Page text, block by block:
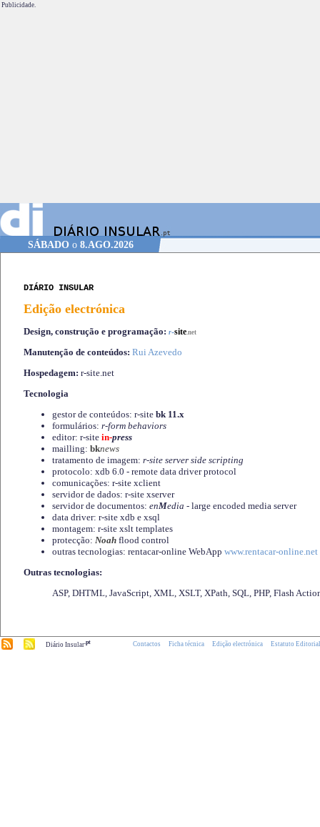
Publicidade.
SÁBADOo 8.AGO.2026
DIÁRIO INSULAR
Edição electrónica
Design, construção e programação: r-site.net
Manutenção de conteúdos: Rui Azevedo
Hospedagem: r-site.net
Tecnologia
gestor de conteúdos: r-site bk 11.x
formulários: r-form behaviors
editor: r-site in-press
mailling: bknews
tratamento de imagem: r-site server side scripting
protocolo: xdb 6.0 - remote data driver protocol
comunicações: r-site xclient
servidor de dados: r-site xserver
servidor de documentos: enMedia - large encoded media server
data driver: r-site xdb e xsql
montagem: r-site xslt templates
protecção: Noah flood control
outras tecnologias: rentacar-online WebApp www.rentacar-online.net
Outras tecnologias:
ASP, DHTML, JavaScript, XML, XSLT, XPath, SQL, PHP, Flash
Diário Insular.pt Contactos Ficha técnica Edição electrónica Estatuto Editorial